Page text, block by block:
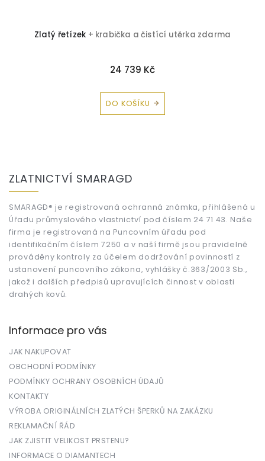
Zlatý řetízek + krabička a čistící utěrka zdarma
24 739 Kč
DO KOŠÍKU
ZLATNICTVÍ SMARAGD
SMARAGD® je registrovaná ochranná známka, přihlášená u
Úřadu průmyslového vlastnictví pod číslem 24 71 43. Naše
firma je registrovaná na Puncovním úřadu pod
identifikačním číslem 7250 a v naší firmě jsou pravidelně
prováděny kontroly za účelem dodržování povinností z
ustanovení puncovního zákona, vyhlášky č.363/2003 Sb.,
jakož i dalších předpisů upravujících činnost v oblasti
drahých kovů.
Informace pro vás
JAK NAKUPOVAT
OBCHODNÍ PODMÍNKY
PODMÍNKY OCHRANY OSOBNÍCH ÚDAJŮ
KONTAKTY
VÝROBA ORIGINÁLNÍCH ZLATÝCH ŠPERKŮ NA ZAKÁZKU
REKLAMAČNÍ ŘÁD
JAK ZJISTIT VELIKOST PRSTENU?
INFORMACE O DIAMANTECH